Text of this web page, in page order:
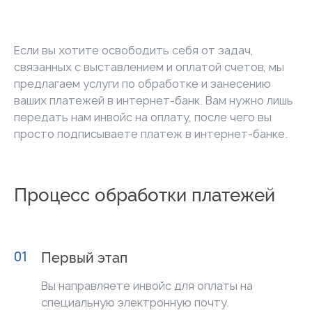
Если вы хотите освободить себя от задач,
связанных с выставлением и оплатой счетов, мы
предлагаем услуги по обработке и занесению
ваших платежей в интернет-банк. Вам нужно лишь
передать нам инвойс на оплату, после чего вы
просто подписываете платеж в интернет-банке.
Процесс обработки платежей
01 Первый этап
Вы направляете инвойс для оплаты на
специальную электронную почту.